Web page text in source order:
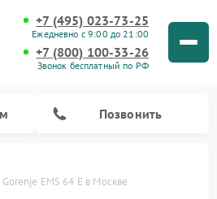
+7 (495) 023-73-25
Ежедневно с 9:00 до 21:00
+7 (800) 100-33-26
Звонок бесплатный по РФ
Позвонить
EMS 64 E в Москве